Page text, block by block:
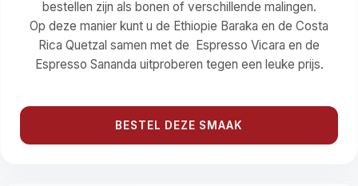
bestellen zijn als bonen of verschillende malingen.
Op deze manier kunt u de Ethiopie Baraka en de Costa
Rica Quetzal samen met de Espresso Vicara en de
Espresso Sananda uitproberen tegen een leuke prijs.
BESTEL DEZE SMAAK